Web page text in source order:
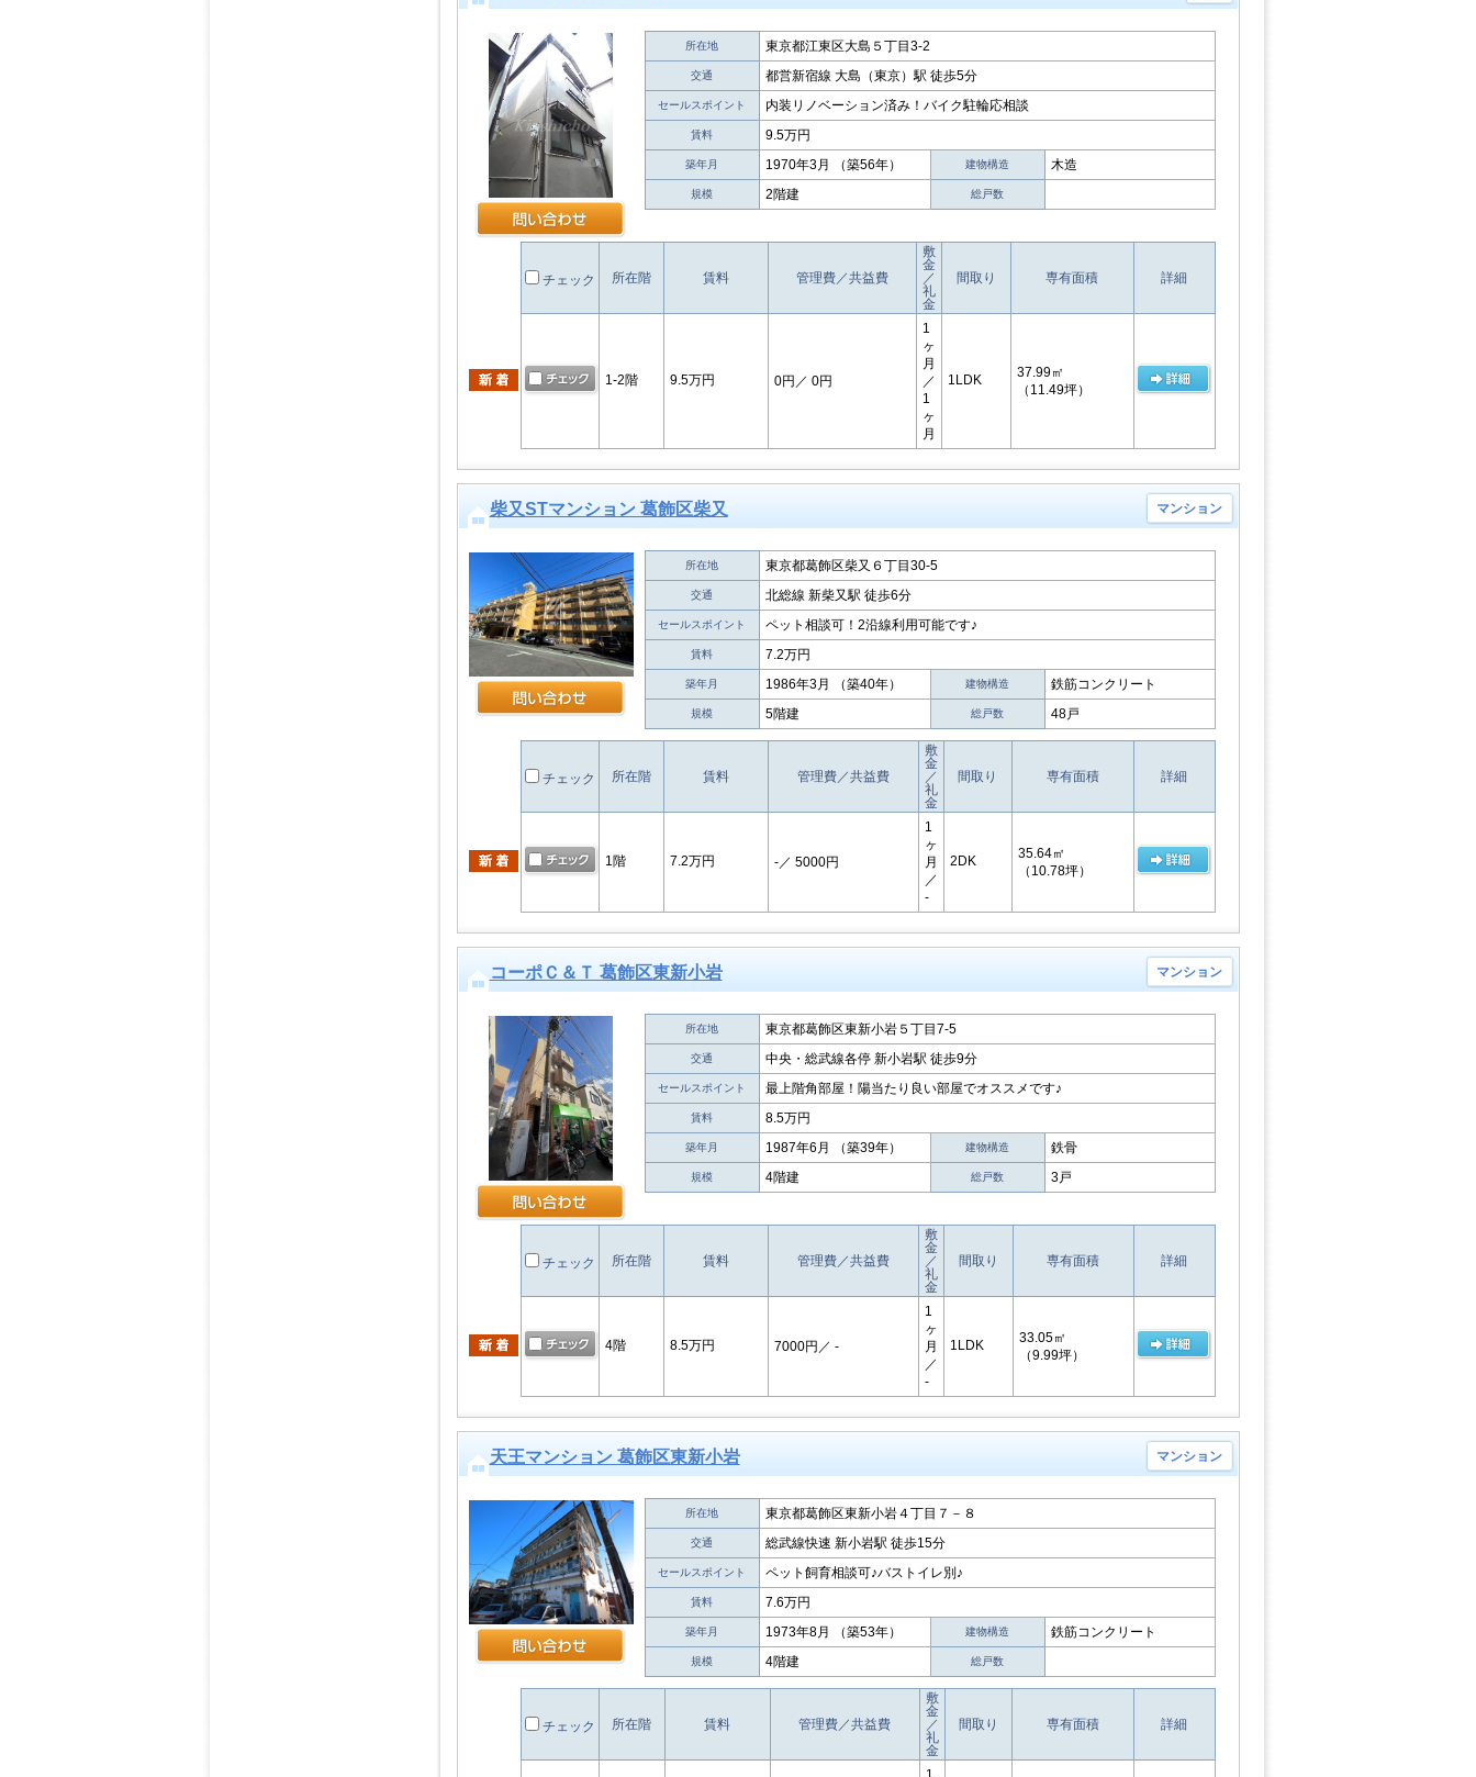
所在地 東京都江東区大島５丁目3-2
交通 都営新宿線 大島（東京）駅 徒歩5分
セールスポイント 内装リノベーション済み！バイク駐輪応相談
賃料 9.5万円
築年月 1970年3月 （築56年） 建物構造 木造
規模 2階建 総戸数
チェック 所在階 賃料 管理費／共益費
敷
金
／
礼
金
間取り 専有面積 詳細
1-2階 9.5万円 0円 ／ 0円
1
ヶ
月
／
1
ヶ
月
1LDK
37.99㎡
（11.49坪）
柴又STマンション 葛飾区柴又 マンション
所在地 東京都葛飾区柴又６丁目30-5
交通 北総線 新柴又駅 徒歩6分
セールスポイント ペット相談可！2沿線利用可能です♪
賃料 7.2万円
築年月 1986年3月 （築40年） 建物構造 鉄筋コンクリート
規模 5階建 総戸数 48戸
チェック 所在階 賃料 管理費／共益費
敷
金
／
礼
金
間取り 専有面積 詳細
1階 7.2万円 -／ 5000円
1
ヶ
月
／
-
2DK
35.64㎡
（10.78坪）
コーポＣ＆Ｔ 葛飾区東新小岩 マンション
所在地 東京都葛飾区東新小岩５丁目7-5
交通 中央・総武線各停 新小岩駅 徒歩9分
セールスポイント 最上階角部屋！陽当たり良い部屋でオススメです♪
賃料 8.5万円
築年月 1987年6月 （築39年） 建物構造 鉄骨
規模 4階建 総戸数 3戸
チェック 所在階 賃料 管理費／共益費
敷
金
／
礼
金
間取り 専有面積 詳細
4階 8.5万円 7000円 ／ -
1
ヶ
月
／
-
1LDK
33.05㎡
（9.99坪）
天王マンション 葛飾区東新小岩 マンション
所在地 東京都葛飾区東新小岩４丁目７－８
交通 総武線快速 新小岩駅 徒歩15分
セールスポイント ペット飼育相談可♪バストイレ別♪
賃料 7.6万円
築年月 1973年8月 （築53年） 建物構造 鉄筋コンクリート
規模 4階建 総戸数
チェック 所在階 賃料 管理費／共益費
敷
金
／
礼
金
間取り 専有面積 詳細